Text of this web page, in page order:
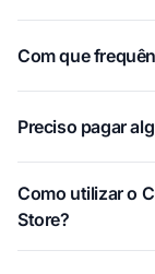
Com que
Preciso pagar
Como utilizar o
Store?